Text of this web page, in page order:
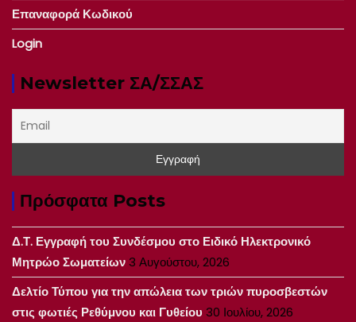
Επαναφορά Κωδικού
Login
Newsletter ΣΑ/ΣΣΑΣ
Πρόσφατα Posts
Δ.Τ. Εγγραφή του Συνδέσμου στο Ειδικό Ηλεκτρονικό
Μητρώο Σωματείων3 Αυγούστου, 2026
Δελτίο Τύπου για την απώλεια των τριών πυροσβεστών
στις φωτιές Ρεθύμνου και Γυθείου 30 Ιουλίου, 2026